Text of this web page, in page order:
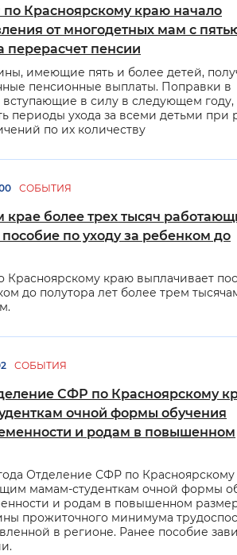
Красноярскому краю начало
от многодетных мам с
перерасчет пенсии
имеющие пять и более детей,
пенсионные выплаты. Поправки в
вступающие в силу в следующем году,
периоды ухода за всеми детьми при
по их количеству
СОБЫТИЯ
крае более трех тысяч
по уходу за ребенком до
краю выплачивает
до полутора лет более трем
СОБЫТИЯ
СФР по Красноярскому
очной формы обучения
и родам в повышенном
Отделение СФР по
мамам-студенткам очной формы
и родам в повышенном
прожиточного минимума
в регионе. Ранее пособие